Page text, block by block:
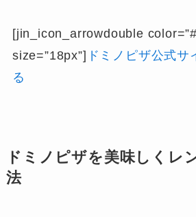
[jin_icon_arrowdouble
size=”18px”] ドミノピザ公式
る
ドミノピザを美味しくレ
法